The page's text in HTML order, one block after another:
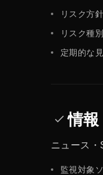
リスク方
リスク種
定期的な
done 情
ニュース・
監視対象